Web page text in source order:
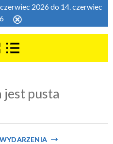
—
2026 do 14. czerwiec
ten
filtr
jest pusta